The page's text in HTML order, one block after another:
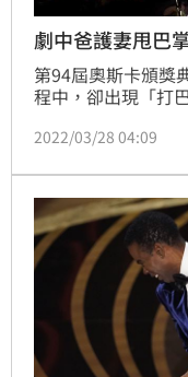
劇中爸護妻甩巴
第94屆奧斯卡頒獎
程中，卻出現「打
（Will Smith）爆氣
片，來在回應此次
2022/03/28 04:09